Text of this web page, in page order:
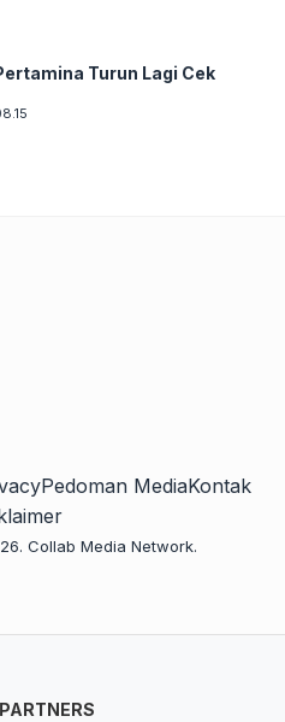
Turun Lagi Cek
Pedoman MediaKontak
Collab Media Network.